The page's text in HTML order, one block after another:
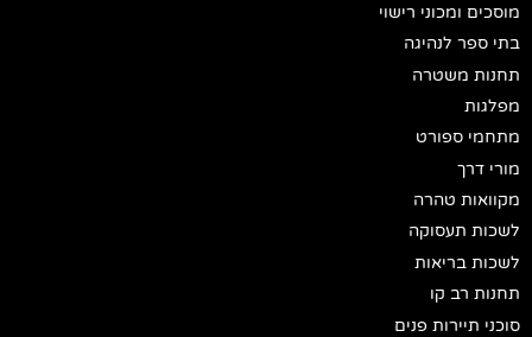
מוסכים ומכוני רישוי
בתי ספר לנהיגה
תחנות משטרה
מפלגות
מתחמי ספורט
מורי דרך
מקוואות טהרה
לשכות תעסוקה
לשכות בריאות
תחנות רב קו
סוכני תיירות פנים